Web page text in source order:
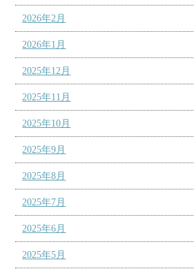
2026年2月
2026年1月
2025年12月
2025年11月
2025年10月
2025年9月
2025年8月
2025年7月
2025年6月
2025年5月